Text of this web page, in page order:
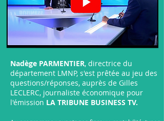
Nadège PARMENTIER, directrice du
département LMNP, s'est prêtée au jeu des
questions/réponses, auprès de Gilles
LECLERC, journaliste économique pour
l'émission LA TRIBUNE BUSINESS TV.